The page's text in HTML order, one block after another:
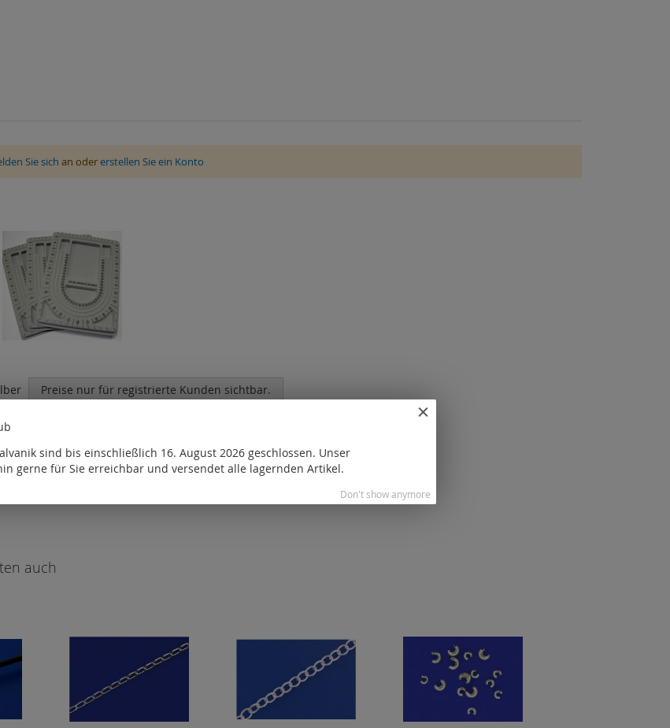
Sie sich an odererstellen Sie ein Konto
Preise nur für registrierte Kunden sichtbar.
sichtbar.
sichtbar.
auch
sind bis einschließlich 16. August 2026 geschlossen. Unser
gerne für Sie erreichbar und versendet alle lagernden Artikel.
Don't show anymore